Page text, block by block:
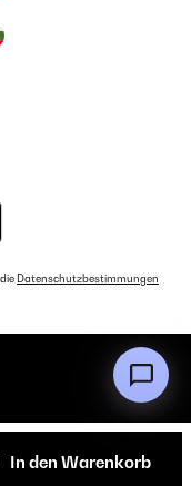
In den Warenkorb
Datenschutzbestimmungen